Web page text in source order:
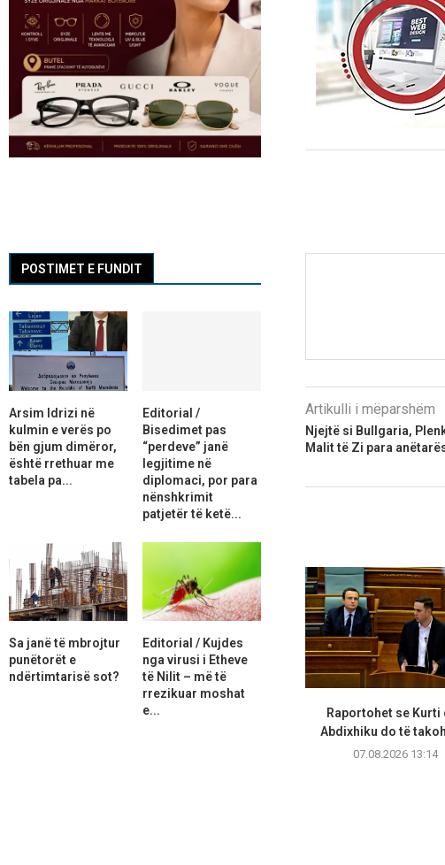
Artikulli i mëparshëm
Njejtë si Bullgaria,
Malit të Zi para
Raportohet se Kurti
Abdixhiku do të
07.08.2026 13:14
POSTIMET E FUNDIT
Arsim Idrizi në
kulmin e verës po
bën gjum dimëror,
është rrethuar me
tabela pa...
Editorial /
Bisedimet pas
“perdeve” janë
legjitime në
diplomaci, por para
nënshkrimit
patjetër të ketë...
Sa janë të mbrojtur
punëtorët e
ndërtimtarisë sot?
Editorial / Kujdes
nga virusi i Etheve
të Nilit – më të
rrezikuar moshat
e...